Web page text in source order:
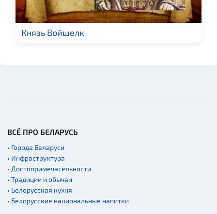
Князь Войшелк
ВСЁ ПРО БЕЛАРУСЬ
• Города Беларуси
• Инфраструктура
• Достопримечательности
• Традиции и обычаи
• Белорусская кухня
• Белорусские национальные напитки